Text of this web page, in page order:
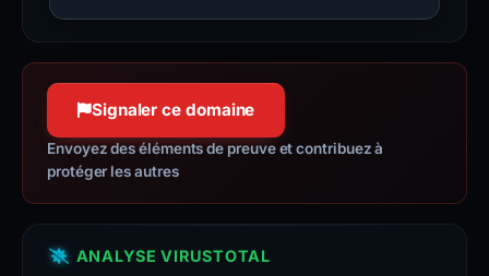
Signaler ce domaine
Envoyez des éléments de preuve et contribuez à
protéger les autres
ANALYSE VIRUSTOTAL